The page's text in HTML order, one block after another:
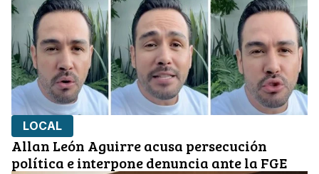
LOCAL
Allan León Aguirre acusa persecución
política e interpone denuncia ante la FGE